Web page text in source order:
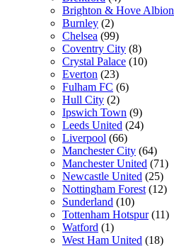
Brighton & Hove Albion
Burnley (2)
Chelsea (99)
Coventry City (8)
Crystal Palace (10)
Everton (23)
Fulham FC (6)
Hull City (2)
Ipswich Town (9)
Leeds United (24)
Liverpool (66)
Manchester City (64)
Manchester United (71)
Newcastle United (25)
Nottingham Forest (12)
Sunderland (10)
Tottenham Hotspur (11)
Watford (1)
West Ham United (18)